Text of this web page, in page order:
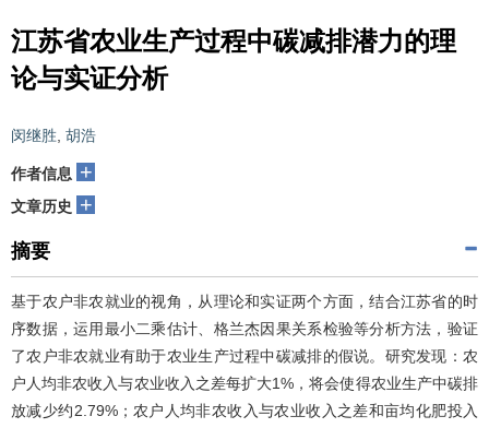
江苏省农业生产过程中碳减排潜力的理
论与实证分析
闵继胜 胡浩
作者信息 +
文章历史 +
摘要
基于农户非农就业的视角，从理论和实证两个方面，结合江苏省的时
序数据，运用最小二乘估计、格兰杰因果关系检验等分析方法，验证
了农户非农就业有助于农业生产过程中碳减排的假说。研究发现：农
户人均非农收入与农业收入之差每扩大1%，将会使得农业生产中碳排
放减少约2.79%；农户人均非农收入与农业收入之差和亩均化肥投入